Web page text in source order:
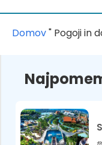
Domov" Pogoji in